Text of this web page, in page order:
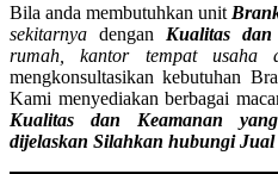
Bila anda membutuhkan unit
sekitarnya dengan Kualitas
rumah, kantor tempat usaha
mengkonsultasikan kebutuhan
Kami menyediakan berbagai
Kualitas dan Keamanan
dijelaskan Silahkan hubungi Jual